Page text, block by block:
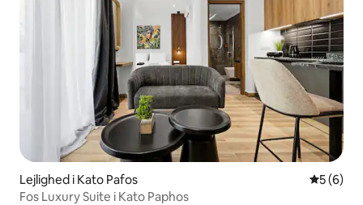
Lejlighed i Kato Pafos 5 ud af 5
5 (6)
Fos Luxury Suite i Kato Paphos